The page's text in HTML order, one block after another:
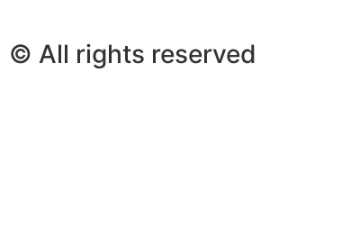
© All rights reserved